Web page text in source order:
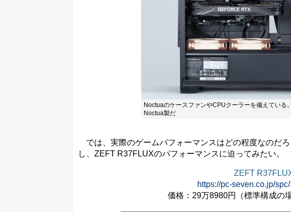
NoctuaのケースファンやCPUクーラーを備えている
Noctua製だ
では、実際のゲームパフォーマンスはどの程度なのだ
し、ZEFT R37FLUXのパフォーマンスに迫ってみたい。
ZEFT
https://pc-seven.co.jp/
価格：29万8980円（標準構成の